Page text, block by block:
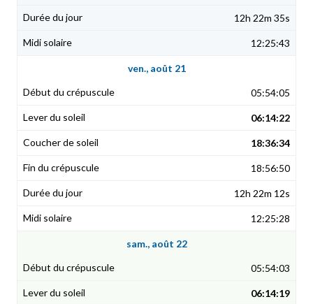
12h 22m 35s
12:25:43
ven., août 21
05:54:05
06:14:22
18:36:34
18:56:50
12h 22m 12s
12:25:28
sam., août 22
05:54:03
06:14:19